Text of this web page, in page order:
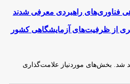
فناوری‌های راهبردی معرفی شدند
از ظرفیت‌های آزمایشگاهی کشور
شد.
بخش‌های موردنیاز علامت‌گذاری